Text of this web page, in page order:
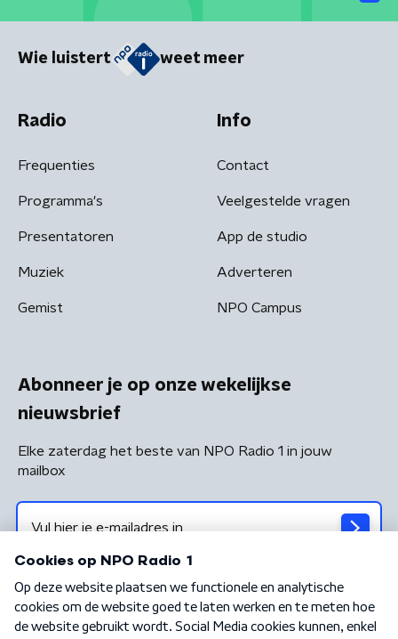
Wie luistert weet meer
Radio
Frequenties
Programma's
Presentatoren
Muziek
Gemist
Info
Contact
Veelgestelde vragen
App de studio
Adverteren
NPO Campus
Abonneer je op onze wekelijkse
nieuwsbrief
Elke zaterdag het beste van NPO Radio 1 in jouw
mailbox